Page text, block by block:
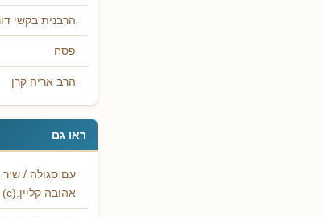
הרבנית בקשי
פסח
הרב אריה קרן
ראו גם
עם סגולה /
אהובה קליין.(c)